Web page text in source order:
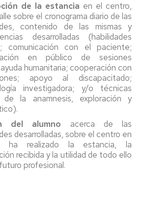
de la estancia en el centro,
sobre el cronograma diario de las
contenido de las mismas y
desarrolladas (habilidades
comunicación con el paciente;
en público de sesiones
humanitaria; cooperación con
apoyo al discapacitado;
investigadora; y/o técnicas
de la anamnesis, exploración y
del alumno acerca de las
desarrolladas, sobre el centro en
ha realizado la estancia, la
recibida y la utilidad de todo ello
profesional.